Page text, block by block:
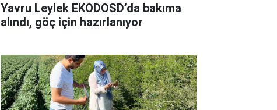
Yavru Leylek EKODOSD’da bakıma
alındı, göç için hazırlanıyor